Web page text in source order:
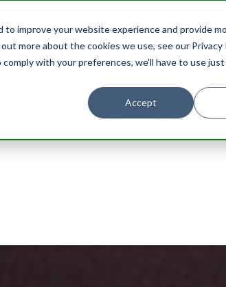
improve your website experience and provide
more about the cookies we use, see our Privacy
with your preferences, we'll have to use
Accept